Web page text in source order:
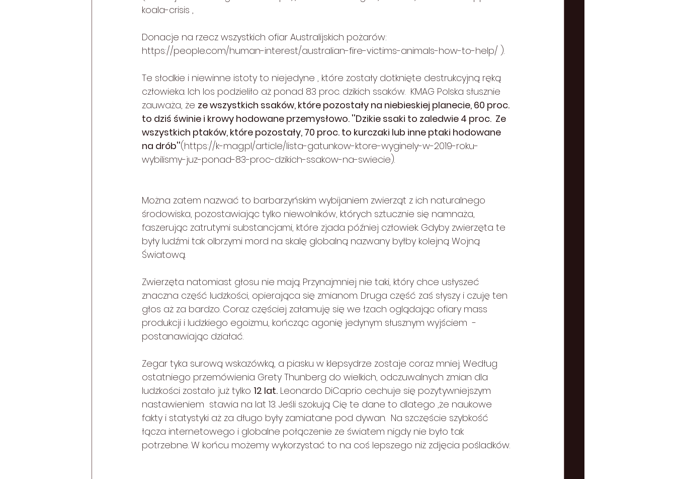
koala-crisis ,
Donacje na rzecz wszystkich ofiar Australijskich pożarów:
https://people.com/human-interest/australian-fire-victims-animals-how-to-help/ ).
Te słodkie i niewinne istoty to niejedyne , które zostały dotknięte destrukcyjną ręką
człowieka. Ich los podzieliło aż ponad 83 proc. dzikich ssaków.  KMAG Polska słusznie
zauważa, że ze wszystkich ssaków, które pozostały na niebieskiej planecie, 60 proc.
to dziś świnie i krowy hodowane przemysłowo. ''Dzikie ssaki to zaledwie 4 proc.  Ze
wszystkich ptaków, które pozostały, 70 proc. to kurczaki lub inne ptaki hodowane
na drób''(https://k-mag.pl/article/lista-gatunkow-ktore-wyginely-w-2019-roku-
wybilismy-juz-ponad-83-proc-dzikich-ssakow-na-swiecie).
Można zatem nazwać to barbarzyńskim wybijaniem zwierząt z ich naturalnego
środowiska, pozostawiając tylko niewolników, których sztucznie się namnaża,
faszerując zatrutymi substancjami, które zjada później człowiek. Gdyby zwierzęta te
były ludźmi tak olbrzymi mord na skalę globalną nazwany byłby kolejną Wojną
Światową.
Zwierzęta natomiast głosu nie mają. Przynajmniej nie taki, który chce usłyszeć
znaczna część ludzkości, opierająca się zmianom. Druga część zaś słyszy i czuję ten
głos aż za bardzo. Coraz częściej załamuję się we łzach oglądając ofiary mass
produkcji i ludzkiego egoizmu, kończąc agonię jedynym słusznym wyjściem  -
postanawiając działać.
Zegar tyka surową wskazówką, a piasku w klepsydrze zostaje coraz mniej. Według
ostatniego przemówienia Grety Thunberg do wielkich, odczuwalnych zmian dla
ludzkości zostało już tylko 12 lat. Leonardo DiCaprio cechuje się pozytywniejszym
nastawieniem  stawia na lat 13. Jeśli szokują Cię te dane to dlatego ,że naukowe
fakty i statystyki aż za długo były zamiatane pod dywan.  Na szczęście szybkość
łącza internetowego i globalne połączenie ze światem nigdy nie było tak
potrzebne. W końcu możemy wykorzystać to na coś lepszego niż zdjęcia pośladków.